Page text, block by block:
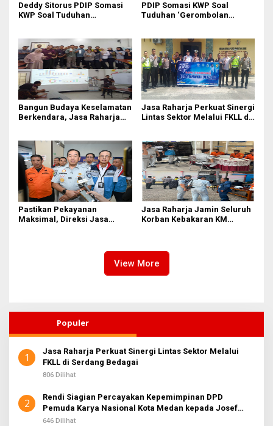
Deddy Sitorus PDIP Somasi
KWP Soal Tuduhan
Sufmi Dasco Ahmad
PDIP Somasi KWP Soal
Tuduhan ‘Gerombolan
Ahmad
Bangun Budaya Keselamatan
Berkendara, Jasa Raharja
Jasa Raharja Perkuat Sinergi
Lintas Sektor Melalui FKLL di
Pastikan Pekayanan
Maksimal, Direksi Jasa
Jasa Raharja Jamin Seluruh
Korban Kebakaran KM
View More
Populer
1
Jasa Raharja Perkuat Sinergi Lintas Sektor Melalui
FKLL di Serdang Bedagai
806 Dilihat
2
Rendi Siagian Percayakan Kepemimpinan DPD
Pemuda Karya Nasional Kota Medan kepada Josef
Sembiring
646 Dilihat